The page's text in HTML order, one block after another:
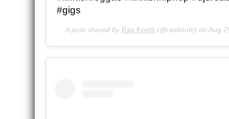
#gigs
A post shared by Ras Kontti (@raskontti) on Aug